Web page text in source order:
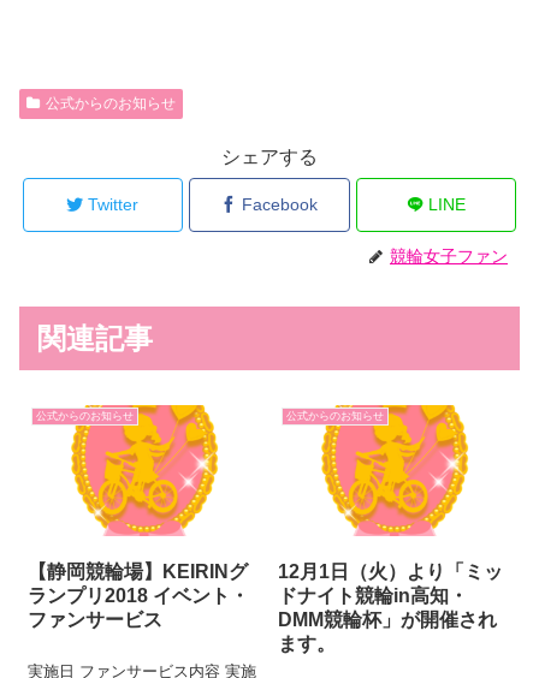
公式からのお知らせ
シェアする
Twitter Facebook LINE
競輪女子ファン
関連記事
公式からのお知らせ
【静岡競輪場】KEIRINグ
ランプリ2018 イベント・
ファンサービス
実施日 ファンサービス内容 実施
公式からのお知らせ
12月1日（火）より「ミッ
ドナイト競輪in高知・
DMM競輪杯」が開催され
ます。